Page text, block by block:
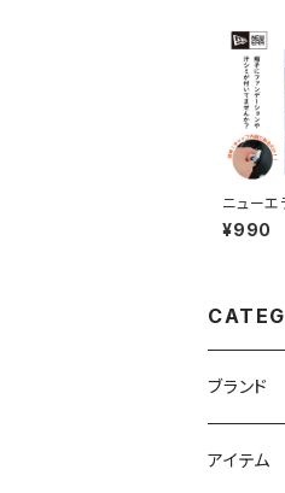
ニューエ
ナー ファ
汚れ 対
ケア キ
¥990
ブランド
ニューエラ
アイテム